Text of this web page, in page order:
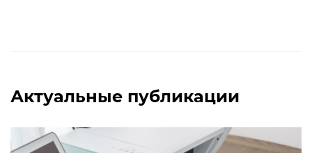
Актуальные публикации